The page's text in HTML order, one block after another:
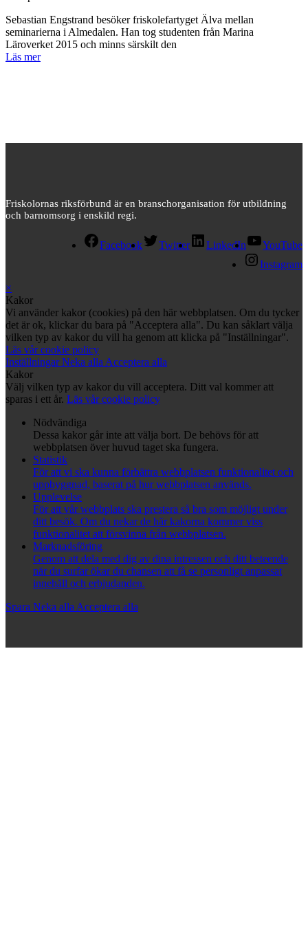
Sebastian Engstrand besöker friskolefartyget Älva mellan
seminarierna i Almedalen. Han tog studenten från Marina
Läroverket 2015 och minns särskilt den
Läs mer
Friskolornas riksförbund är en branschorganisation för utbildning
och barnomsorg i enskild regi.
Facebook Twitter LinkedIn
YouTube
Instagram
×
Kakor
Vi använder kakor (cookies) på den här webbplatsen. Om du tycker
det är ok, klickar du bara på "Acceptera alla". Du kan såklart välja
vilken typ av kakor du vill ha genom att klicka på "Inställningar".
Läs vår cookie policy
InställningarNeka alla Acceptera alla
Kakor
Välj vilken typ av kakor du vill acceptera. Ditt val kommer att
sparas i ett år. Läs vår cookie policy
Nödvändiga
Dessa kakor går inte att välja bort. De behövs för att
webbplatsen över huvud taget ska fungera.
Statistik
För att vi ska kunna förbättra webbplatsen funktionalitet och
uppbyggnad, baserat på hur webbplatsen används.
Upplevelse
För att vår webbplats ska prestera så bra som möjligt under
ditt besök. Om du nekar de här kakorna kommer viss
funktionalitet att försvinna från webbplatsen.
Marknadsföring
Genom att dela med dig av dina intressen och ditt beteende
när du surfar ökar du chansen att få se personligt anpassat
innehåll och erbjudanden.
Spara Neka alla Acceptera alla